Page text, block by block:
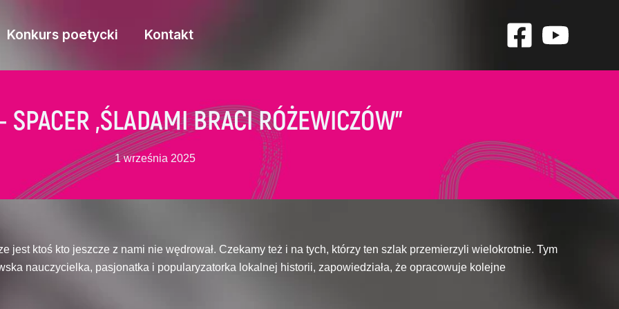
Konkurs poetycki Kontakt
SPACER „ŚLADAMI BRACI RÓŻEWICZÓW”
1 września 2025
jest ktoś kto jeszcze z nami nie wędrował. Czekamy też i na tych, którzy ten szlak przemierzyli wielokrotnie. Tym
nauczycielka, pasjonatka i popularyzatorka lokalnej historii, zapowiedziała, że opracowuje kolejne